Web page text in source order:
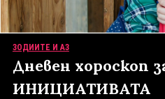
ЗОДИИТЕ И АЗ
Дневен хороскоп
ИНИЦИАТИВАТА